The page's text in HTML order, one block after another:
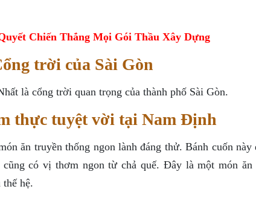
Chiến Thắng Mọi Gói Thầu Xây Dựng
trời của Sài Gòn
là cổng trời quan trọng của thành phố Sài Gòn.
thực tuyệt vời tại Nam Định
ăn truyền thống ngon lành đáng thử. Bánh cuốn
có vị thơm ngon từ chả quế. Đây là một món ăn
hệ.